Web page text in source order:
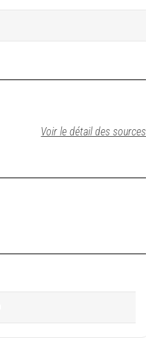
Voir le détail des sources